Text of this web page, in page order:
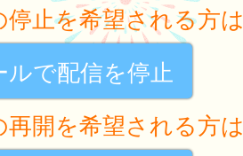
停止を希望される方は
ルで配信を停止
再開を希望される方は